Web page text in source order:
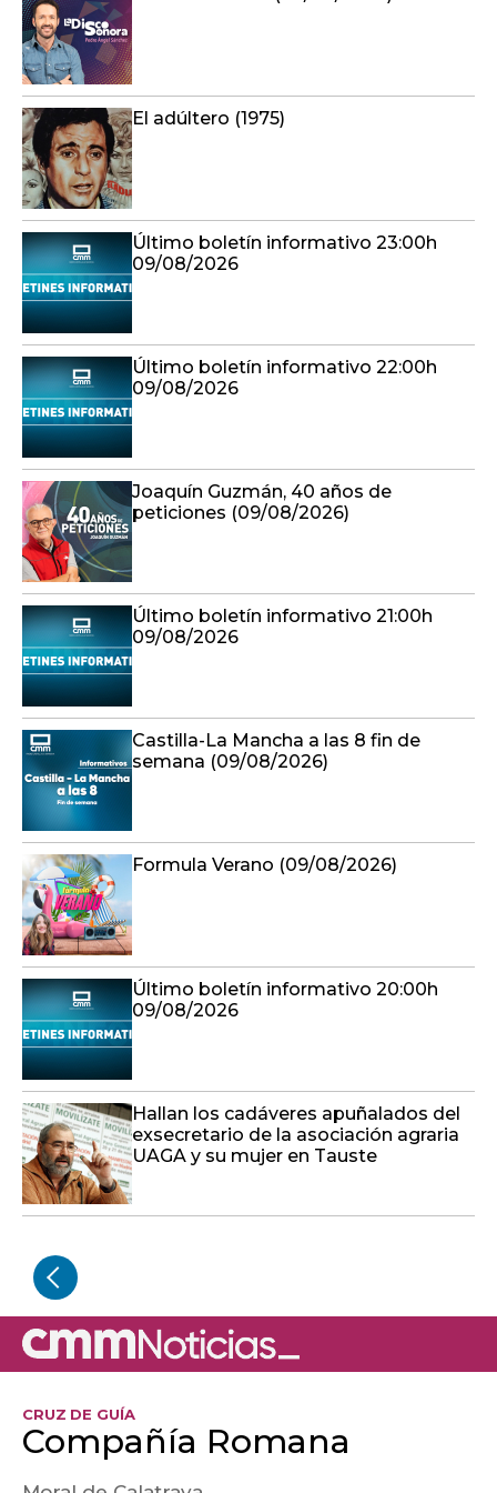
El adúltero (1975)
Último boletín informativo 23:00h
09/08/2026
Último boletín informativo 22:00h
09/08/2026
Joaquín Guzmán, 40 años de
peticiones (09/08/2026)
Último boletín informativo 21:00h
09/08/2026
Castilla-La Mancha a las 8 fin de
semana (09/08/2026)
Formula Verano (09/08/2026)
Último boletín informativo 20:00h
09/08/2026
Hallan los cadáveres apuñalados del
exsecretario de la asociación agraria
UAGA y su mujer en Tauste
CRUZ DE GUÍA
Compañía Romana